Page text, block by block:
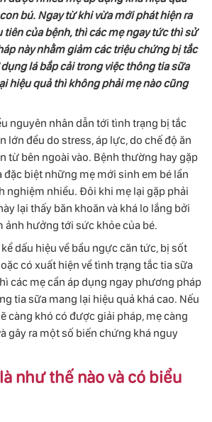
bú. Ngay từ khi vừa mới phát hiện ra
của bệnh, thì các mẹ ngay tức thì sử
này nhằm giảm các triệu chứng bị tắc
lá bắp cải trong việc thông tia sữa
hiệu quả thì không phải mẹ nào cũng
nguyên nhân dẫn tới tình trạng bị tắc
lớn đều do stress, áp lực, do chế độ ăn
từ bên ngoài vào. Bệnh thường hay gặp
đặc biệt những mẹ mới sinh em bé lần
nghiệm nhiều. Đôi khi mẹ lại gặp phải
lại thấy băn khoăn và khá lo lắng bởi
ảnh hưởng tới sức khỏe của bé.
dấu hiệu về bầu ngực căn tức, bị sốt
có xuất hiện về tình trạng tắc tia sữa
các mẹ cần áp dụng ngay phương pháp
tia sữa mang lại hiệu quả khá cao. Nếu
càng khó có được giải pháp, mẹ càng
gây ra một số biến chứng khá nguy
như thế nào và có biểu